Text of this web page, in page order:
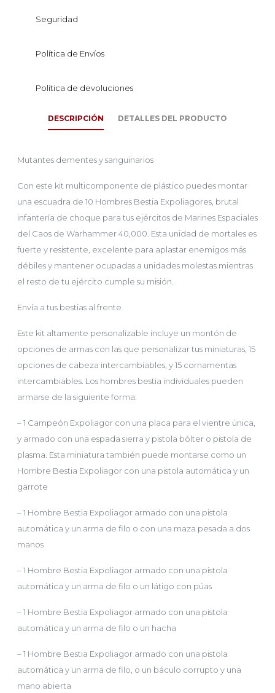
Seguridad
Política de Envíos
Política de devoluciones
DESCRIPCIÓN DETALLES DEL PRODUCTO
Mutantes dementes y sanguinarios
Con este kit multicomponente de plástico puedes montar
una escuadra de 10 Hombres Bestia Expoliagores, brutal
infantería de choque para tus ejércitos de Marines Espaciales
del Caos de Warhammer 40,000. Esta unidad de mortales es
fuerte y resistente, excelente para aplastar enemigos más
débiles y mantener ocupadas a unidades molestas mientras
el resto de tu ejército cumple su misión.
Envía a tus bestias al frente
Este kit altamente personalizable incluye un montón de
opciones de armas con las que personalizar tus miniaturas, 15
opciones de cabeza intercambiables, y 15 cornamentas
intercambiables. Los hombres bestia individuales pueden
armarse de la siguiente forma:
– 1 Campeón Expoliagor con una placa para el vientre única,
y armado con una espada sierra y pistola bólter o pistola de
plasma. Esta miniatura también puede montarse como un
Hombre Bestia Expoliagor con una pistola automática y un
garrote
– 1 Hombre Bestia Expoliagor armado con una pistola
automática y un arma de filo o con una maza pesada a dos
manos
– 1 Hombre Bestia Expoliagor armado con una pistola
automática y un arma de filo o un látigo con púas
– 1 Hombre Bestia Expoliagor armado con una pistola
automática y un arma de filo o un hacha
– 1 Hombre Bestia Expoliagor armado con una pistola
automática y un arma de filo, o un báculo corrupto y una
mano abierta